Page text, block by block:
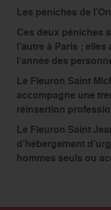
Les péniches de
Ces deux péniches
l’autre à Paris ;
l’année des
Le Fleuron Saint
accompagne une
réinsertion
Le Fleuron Saint
d’hébergement
hommes seuls ou